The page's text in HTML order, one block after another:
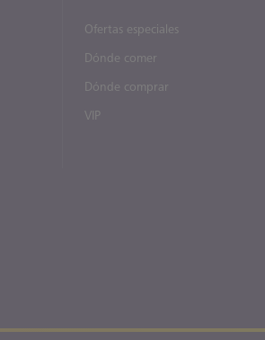
Ofertas especiales
Dónde comer
Dónde comprar
VIP